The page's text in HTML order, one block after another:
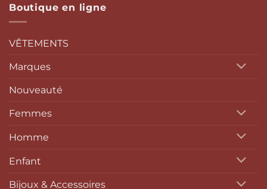
Boutique en ligne
VÊTEMENTS
Marques
Nouveauté
Femmes
Homme
Enfant
Bijoux & Accessoires